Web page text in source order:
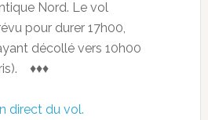
Nord. Le vol
pour durer 17h00,
décollé vers 10h00
♦♦♦
direct du vol.